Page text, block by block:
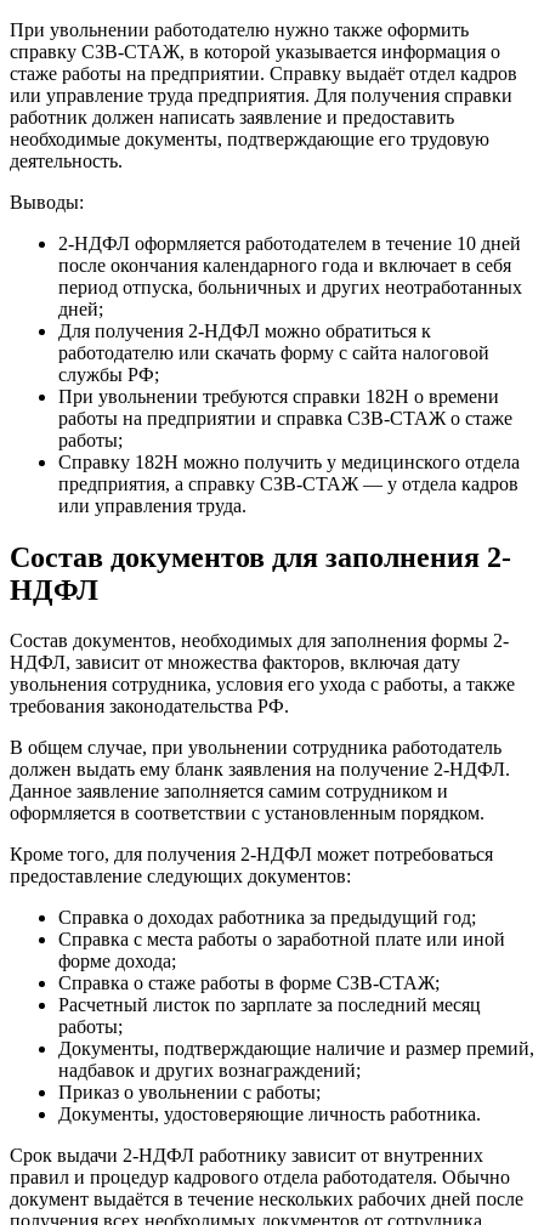
При увольнении работодателю нужно также оформить
справку СЗВ-СТАЖ, в которой указывается информация о
стаже работы на предприятии. Справку выдаёт отдел кадров
или управление труда предприятия. Для получения справки
работник должен написать заявление и предоставить
необходимые документы, подтверждающие его трудовую
деятельность.
Выводы:
2-НДФЛ оформляется работодателем в течение 10 дней
после окончания календарного года и включает в себя
период отпуска, больничных и других неотработанных
дней;
Для получения 2-НДФЛ можно обратиться к
работодателю или скачать форму с сайта налоговой
службы РФ;
При увольнении требуются справки 182Н о времени
работы на предприятии и справка СЗВ-СТАЖ о стаже
работы;
Справку 182Н можно получить у медицинского отдела
предприятия, а справку СЗВ-СТАЖ — у отдела кадров
или управления труда.
Состав документов для заполнения 2-
НДФЛ
Состав документов, необходимых для заполнения формы 2-
НДФЛ, зависит от множества факторов, включая дату
увольнения сотрудника, условия его ухода с работы, а также
требования законодательства РФ.
В общем случае, при увольнении сотрудника работодатель
должен выдать ему бланк заявления на получение 2-НДФЛ.
Данное заявление заполняется самим сотрудником и
оформляется в соответствии с установленным порядком.
Кроме того, для получения 2-НДФЛ может потребоваться
предоставление следующих документов:
Справка о доходах работника за предыдущий год;
Справка с места работы о заработной плате или иной
форме дохода;
Справка о стаже работы в форме СЗВ-СТАЖ;
Расчетный листок по зарплате за последний месяц
работы;
Документы, подтверждающие наличие и размер премий,
надбавок и других вознаграждений;
Приказ о увольнении с работы;
Документы, удостоверяющие личность работника.
Срок выдачи 2-НДФЛ работнику зависит от внутренних
правил и процедур кадрового отдела работодателя. Обычно
документ выдаётся в течение нескольких рабочих дней после